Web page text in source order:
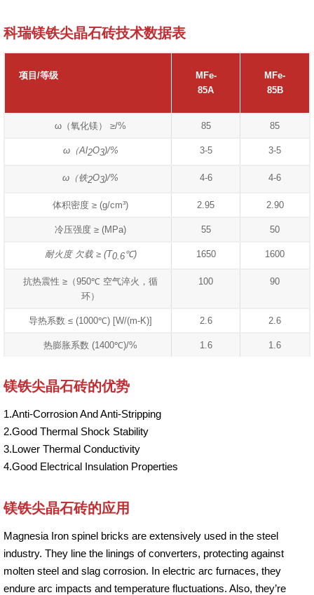
科瑞镁铁尖晶石砖技术数据表
项目/等级
MFe-
85A
MFe-
85B
ω（氧化镁） ≥/% 85 85
ω（Al2O3)/% 3-5 3-5
ω（铁2O3)/% 4-6 4-6
体积密度 ≥ (g/cm³) 2.95 2.90
冷压强度 ≥ (MPa) 55 50
耐火度 欠载 ≥ (T0.6℃) 1650 1600
抗热震性 ≥（950℃ 空气淬火，循
环）
100 90
导热系数 ≤ (1000℃) [W/(m-K)] 2.6 2.6
热膨胀系数 (1400℃)/% 1.6 1.6
镁铁尖晶石砖的优势
1.Anti-Corrosion And Anti-Stripping
2.Good Thermal Shock Stability
3.Lower Thermal Conductivity
4.Good Electrical Insulation Properties
镁铁尖晶石砖的应用
Magnesia Iron spinel bricks are extensively used in the steel
industry. They line the linings of converters, protecting against
molten steel and slag corrosion. In electric arc furnaces, they
endure arc impacts and temperature fluctuations. Also, they’re